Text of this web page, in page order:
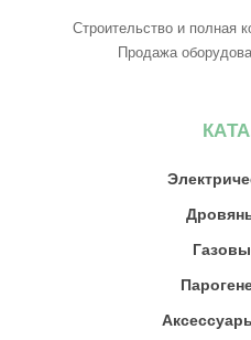
Строительство и полная
Продажа